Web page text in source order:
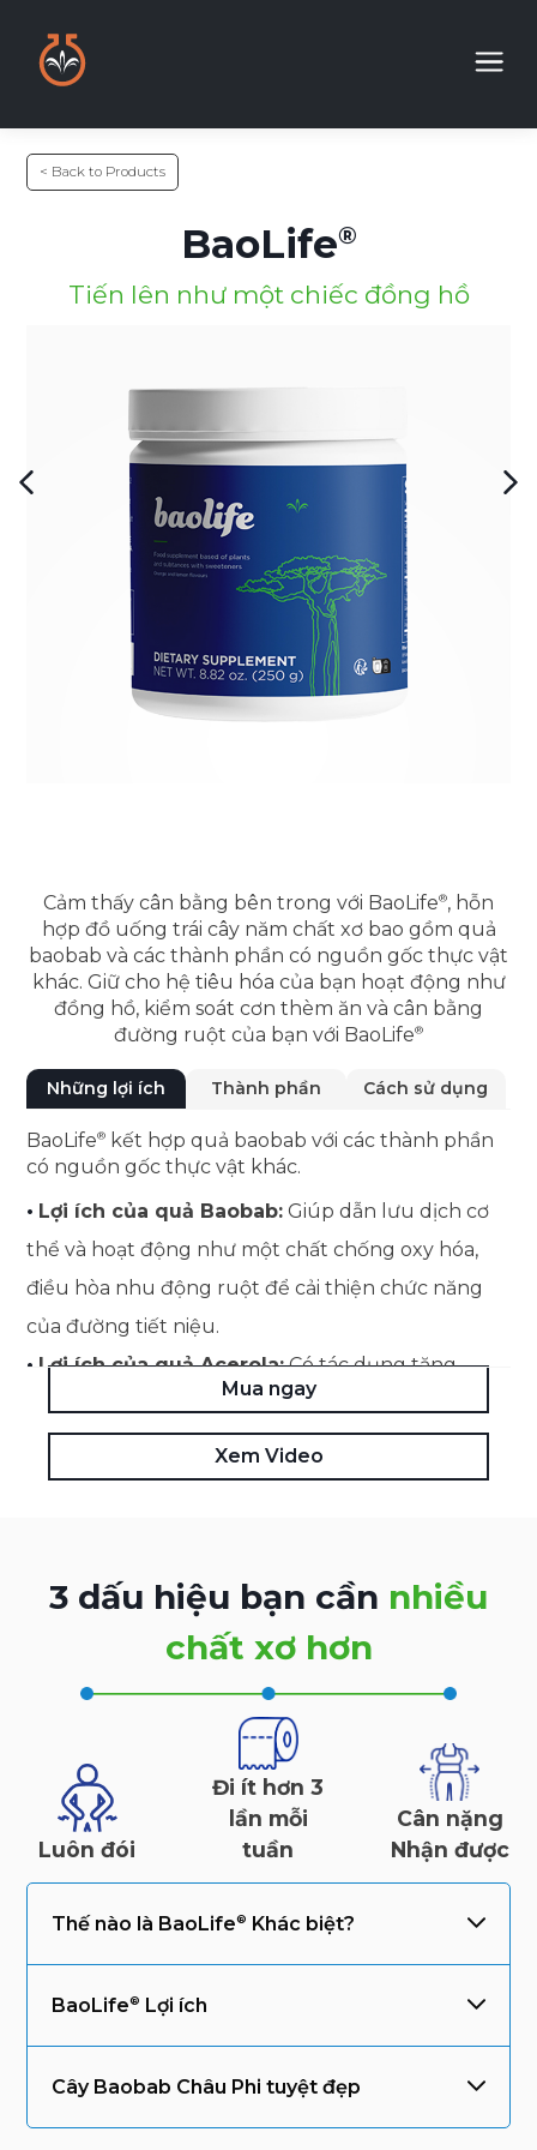
< Back to Products
BaoLife
Tiến lên như một chiếc đồng hồ
Cảm thấy cân bằng bên trong với BaoLife , hỗn
hợp đồ uống trái cây năm chất xơ bao gồm quả
baobab và các thành phần có nguồn gốc thực vật
khác. Giữ cho hệ tiêu hóa của bạn hoạt động như
đồng hồ, kiểm soát cơn thèm ăn và cân bằng
đường ruột của bạn với BaoLife
Những lợi ích Thành phần Cách sử dụng
BaoLife
kết hợp quả baobab với các thành phần
có nguồn gốc thực vật khác.
• Lợi ích của quả Baobab: Giúp dẫn lưu dịch cơ
thể và hoạt động như một chất chống oxy hóa,
điều hòa nhu động ruột để cải thiện chức năng
của đường tiết niệu.
• Lợi ích của quả Acerola:Có tác dụng tăng
cường khả năng phòng vệ tự nhiên của cơ thể,
thúc đẩy quá trình phục hồi và cung cấp các đặc
tính chống oxy hóa.
Mua ngay
Xem Video
3 dấu hiệu bạn cần nhiều
chất xơ hơn
Luôn đói
Đi ít hơn 3
lần mỗi
tuần
Cân nặng
Nhận được
Thế nào là BaoLife Khác biệt?
BaoLife Lợi ích
Cây Baobab Châu Phi tuyệt đẹp